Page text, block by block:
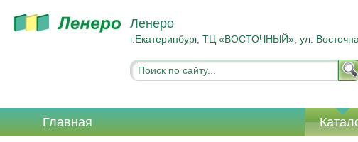
Ленеро
г.Екатеринбург, ТЦ «ВОСТОЧНЫЙ», ул.
Главная